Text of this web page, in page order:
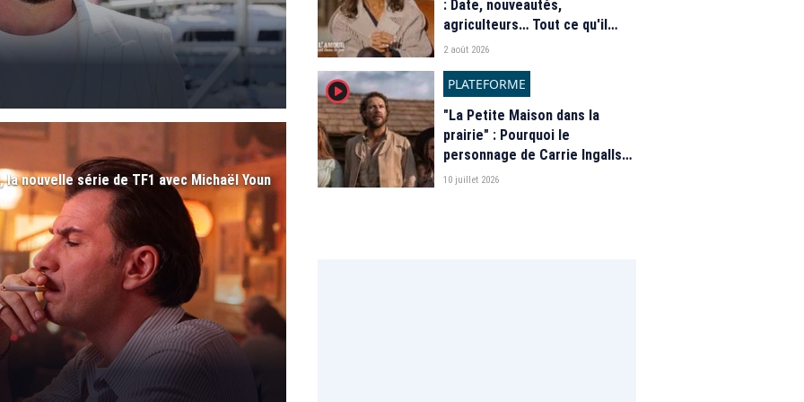
nouvelle série de TF1 avec Michaël Youn
: Date, nouveautés,
agriculteurs… Tout ce qu'il
faut savoir sur la saison 21 du
2 août 2026
player2
PLATEFORME
"La Petite Maison dans la
prairie" : Pourquoi le
personnage de Carrie Ingalls
est absente de la nouvelle
10 juillet 2026